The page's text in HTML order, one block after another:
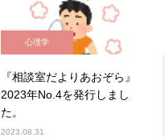
心理学
『相談室だよりあおぞら』
2023年No.4を発行しまし
た。
2023.08.31